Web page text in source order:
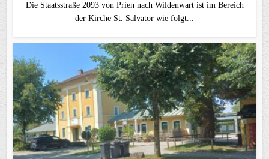
Die Staatsstraße 2093 von Prien nach Wildenwart ist im Bereich
der Kirche St. Salvator wie folgt...